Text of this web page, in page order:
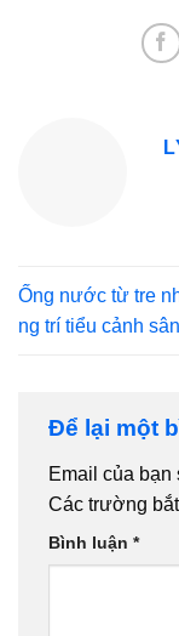
Ống nước từ tre
ng trí tiểu cảnh
Để lại một
Email của
Các trường
Bình luận *